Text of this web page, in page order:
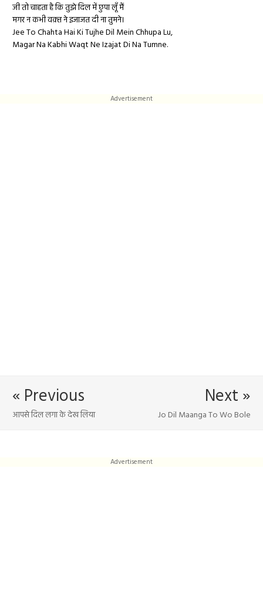
जी तो चाहता है कि तुझे दिल में छुपा लूँ मैं
मगर न कभी वक़्त ने इजाजत दी ना तुमने।
Jee To Chahta Hai Ki Tujhe Dil Mein Chhupa Lu,
Magar Na Kabhi Waqt Ne Izajat Di Na Tumne.
Advertisement
Next »
Jo Dil Maanga To Wo Bole
« Previous
आपसे दिल लगा के देख लिया
Advertisement